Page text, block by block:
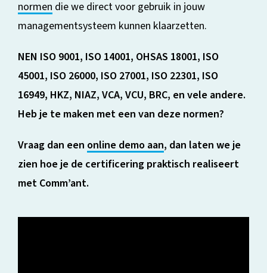
normen die we direct voor gebruik in jouw
managementsysteem kunnen klaarzetten.
NEN ISO 9001, ISO 14001, OHSAS 18001, ISO
45001, ISO 26000, ISO 27001, ISO 22301, ISO
16949, HKZ, NIAZ, VCA, VCU, BRC, en vele andere.
Heb je te maken met een van deze normen?
Vraag dan een online demo aan, dan laten we je
zien hoe je de certificering praktisch realiseert
met Comm’ant.